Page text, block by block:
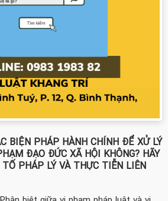
BIỆN PHÁP HÀNH CHÍNH ĐỂ XỬ LÝ
ĐẠO ĐỨC XÃ HỘI KHÔNG? HÃY
TỐ PHÁP LÝ VÀ THỰC TIỄN LIÊN